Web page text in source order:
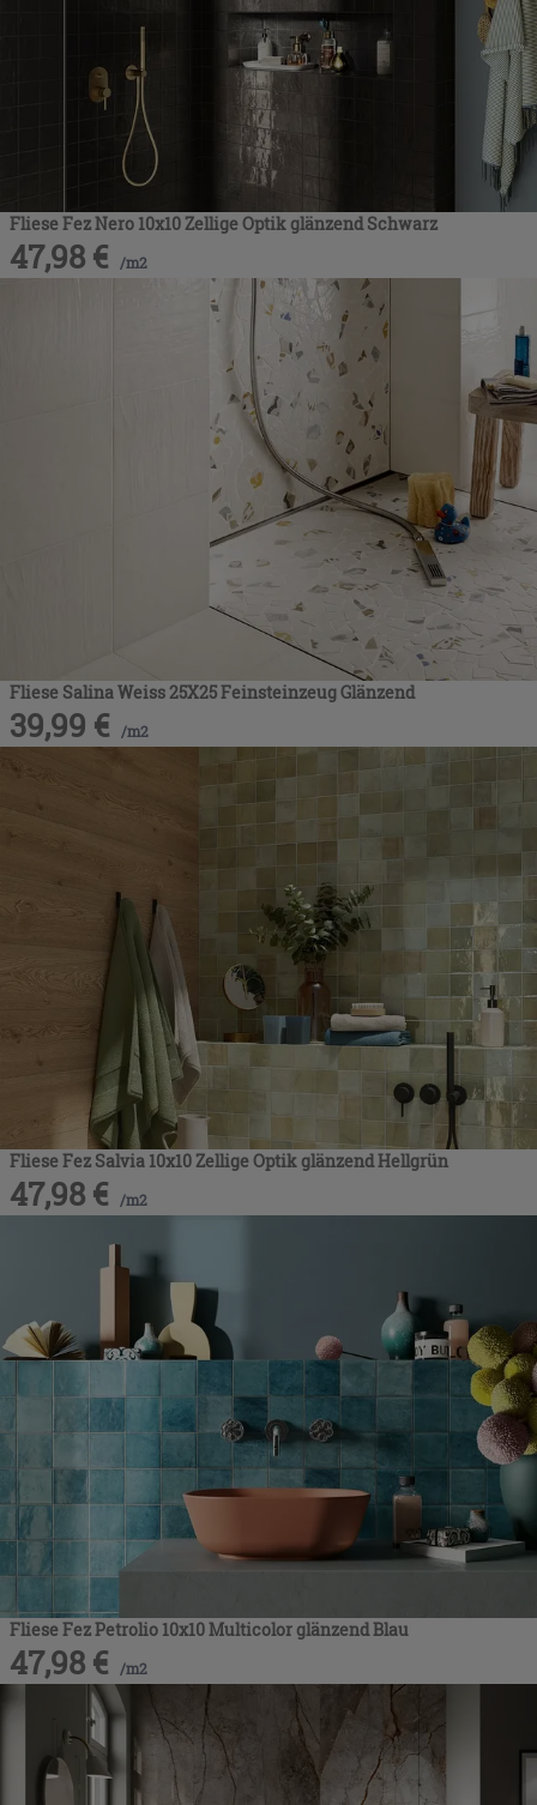
Fliese Fez Nero 10x10 Zellige Optik glänzend Schwarz
47,98 € /m2
Fliese Salina Weiss 25X25 Feinsteinzeug Glänzend
39,99 € /m2
Fliese Fez Salvia 10x10 Zellige Optik glänzend Hellgrün
47,98 € /m2
Fliese Fez Petrolio 10x10 Multicolor glänzend Blau
47,98 € /m2